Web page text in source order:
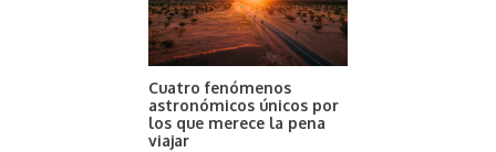
Cuatro fenómenos
astronómicos únicos por
los que merece la pena
viajar